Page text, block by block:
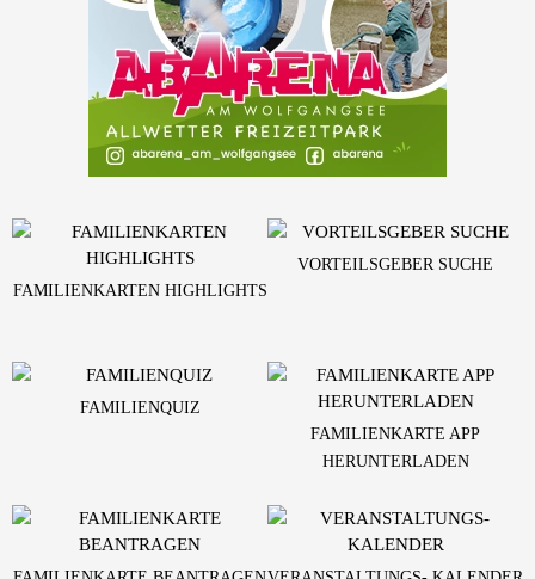
FAMILIENKARTEN HIGHLIGHTS
VORTEILSGEBER SUCHE
FAMILIENQUIZ
FAMILIENKARTE APP
HERUNTERLADEN